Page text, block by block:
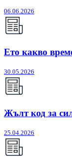
06.06.2026
Ето какво
30.05.2026
Жълт код за
25.04.2026